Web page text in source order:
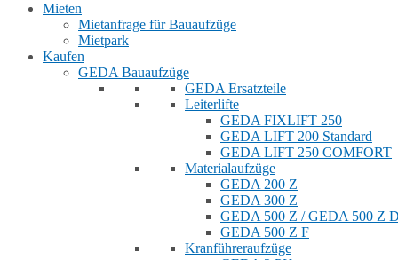
Mieten
Mietanfrage für Bauaufzüge
Mietpark
Kaufen
GEDA Bauaufzüge
GEDA Ersatzteile
Leiterlifte
GEDA FIXLIFT 250
GEDA LIFT 200 Standard
GEDA LIFT 250 COMFORT
Materialaufzüge
GEDA 200 Z
GEDA 300 Z
GEDA 500 Z / GEDA 500 Z
GEDA 500 Z F
Kranführeraufzüge